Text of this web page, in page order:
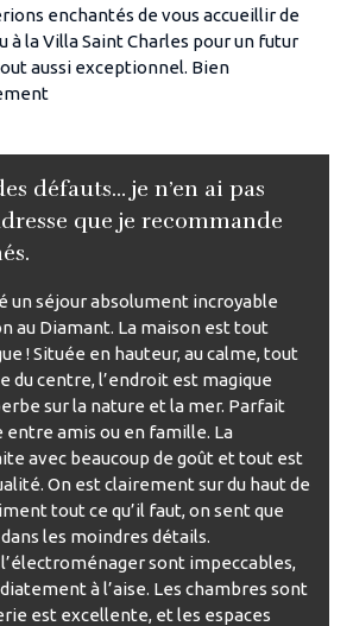
enchantés de vous accueillir de
à la Villa Saint Charles pour un futur
aussi exceptionnel. Bien
défauts… je n’en ai pas
que je recommande
un séjour absolument incroyable
au Diamant. La maison est tout
! Située en hauteur, au calme, tout
du centre, l’endroit est magique
sur la nature et la mer. Parfait
entre amis ou en famille. La
avec beaucoup de goût et tout est
On est clairement sur du haut de
tout ce qu’il faut, on sent que
les moindres détails.
sont impeccables,
à l’aise. Les chambres sont
est excellente, et les espaces